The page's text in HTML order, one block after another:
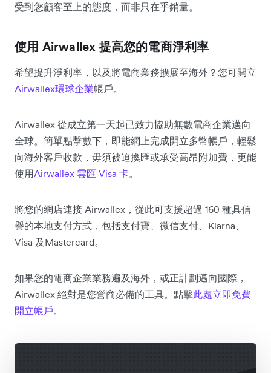
受到您顧客至上的態度，而非只在乎銷量。
使用 Airwallex 提高您的電商淨利率
希望提升淨利率，以及將電商業務擴展至海外？您可開立
Airwallex環球企業帳戶。
Airwallex 從成立第一天起已致力協助無數電商企業邁向
全球。簡單點擊數下，即能網上完成開立多幣帳戶，輕鬆
向海外客戶收款，毋須被迫換匯或承受高昂附加費，更能
使用Airwallex 雲匯 Visa 卡。
將您的網店連接 Airwallex，從此可支援超過 160 種具信
譽的本地支付方式，包括支付寶、微信支付、Klarna、
Visa 及Mastercard。
如果您的電商企業業務遍及海外，或正計劃邁向國際，
Airwallex 絕對是您營商必備的工具。點擊此處立即免費
開立帳戶。